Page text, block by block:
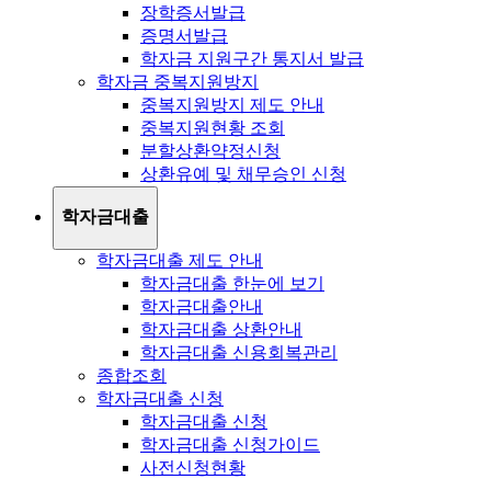
장학증서발급
증명서발급
학자금 지원구간 통지서 발급
학자금 중복지원방지
중복지원방지 제도 안내
중복지원현황 조회
분할상환약정신청
상환유예 및 채무승인 신청
학자금대출
학자금대출 제도 안내
학자금대출 한눈에 보기
학자금대출안내
학자금대출 상환안내
학자금대출 신용회복관리
종합조회
학자금대출 신청
학자금대출 신청
학자금대출 신청가이드
사전신청현황